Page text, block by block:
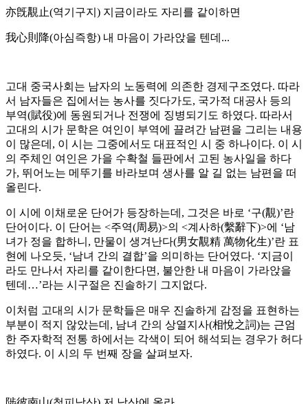
亦旣覯止(역기구지) 지금이라도 자리를 같이하면
我心則降(아심즉항) 내 마음이 가라앉을 텐데...
고대 중국사회는 남자의 노동력에 의존한 경제구조였다. 따라
서 남자들은 집에서는 농사를 짓다가도, 국가적 대공사 등의
부역(賦役)에 동원되거나 전쟁에 징병되기도 하였다. 따라서
고대의 시가 문학은 여인이 부역에 끌려간 남편을 그리는 내용
이 많은데, 이 시는 그중에서도 대표적인 시 중 하나이다. 이 시
의 주체인 여인은 가을 수확철 들판에서 고된 농사일을 하다
가, 뛰어노는 메뚜기를 바라보며 생사를 알 길 없는 남편을 떠
올린다.
이 시에 이채로운 단어가 등장하는데, 그것은 바로 ‘구(覯)’란
단어이다. 이 단어는 <주역(周易)>의 <계사하(繫辭下)>에 ‘남
녀가 정을 합하니, 만물이 생겨난다(男女覯精 萬物化生)’란 표
현에 나오듯, ‘남녀 간의 결합’을 의미하는 단어였다. ‘지금이
라도 만나서 자리를 같이한다면, 불안한 내 마음이 가라앉을
텐데…’라는 시구절은 진솔하기 그지없다.
이처럼 고대의 시가 문학들은 매우 진솔하게 감정을 표현하는
부분이 적지 않았는데, 남녀 간의 상열지사(相悅之詞)는 근엄
한 주자학적 전통 하에서는 각색이 되어 해석되는 경우가 허다
하였다. 이 시의 두 번째 장을 살펴보자.